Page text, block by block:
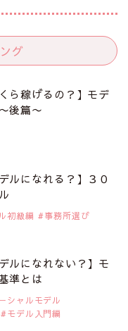
グ
ら稼げるの？】モデ
後篇〜
ルになれる？】３０
初級編
事務所選び
ルになれない？】モ
準とは
シャルモデル
モデル入門編